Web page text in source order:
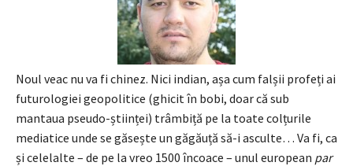
Noul veac nu va fi chinez. Nici indian, așa cum falșii profeți ai
futurologiei geopolitice (ghicit în bobi, doar că sub
mantaua pseudo-științei) trâmbiță pe la toate colțurile
mediatice unde se găsește un găgăuță să-i asculte… Va fi, ca
și celelalte – de pe la vreo 1500 încoace – unul european par